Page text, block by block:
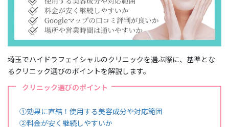
埼玉でハイドラフェイシャルのクリニックを選ぶ際に、基準とな
るクリニック選びのポイントを解説します。
クリニック選びのポイント
①効果に直結！使用する美容成分や対応範囲
②料金が安く継続しやすいか